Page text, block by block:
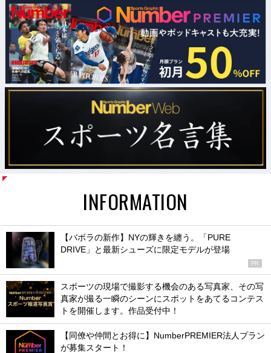
INFORMATION
【バボラの新作】NYの輝きを纏う。「PURE
DRIVE」と最新シューズに限定モデルが登場
PR
スポーツの現場で撮影する機会のある写真家、その写
真家が撮る一瞬のシーンにスポットをあてるコンテス
トを開催します。作品受付中！
【同僚や仲間とお得に】NumberPREMIER法人プラン
が募集スタート！